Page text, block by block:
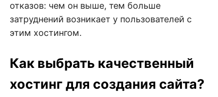
отказов: чем он выше, тем больше
затруднений возникает у пользователей с
этим хостингом.
Как выбрать качественный
хостинг для создания сайта?